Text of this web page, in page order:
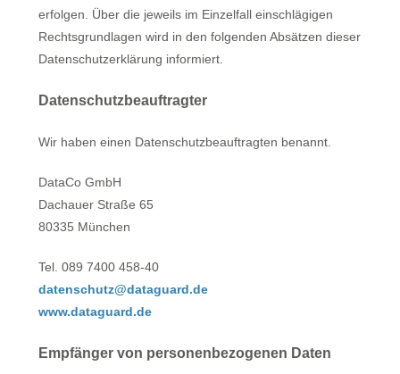
erfolgen. Über die jeweils im Einzelfall einschlägigen
Rechtsgrundlagen wird in den folgenden Absätzen dieser
Datenschutzerklärung informiert.
Datenschutzbeauftragter
Wir haben einen Datenschutzbeauftragten benannt.
DataCo GmbH
Dachauer Straße 65
80335 München
Tel. 089 7400 458-40
datenschutz@dataguard.de
www.dataguard.de
Empfänger von personenbezogenen Daten